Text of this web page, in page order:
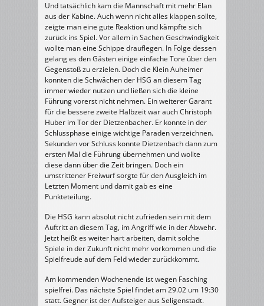
Und tatsächlich kam die Mannschaft mit mehr Elan
aus der Kabine. Auch wenn nicht alles klappen sollte,
zeigte man eine gute Reaktion und kämpfte sich
zurück ins Spiel. Vor allem in Sachen Geschwindigkeit
wollte man eine Schippe drauflegen. In Folge dessen
gelang es den Gästen einige einfache Tore über den
Gegenstoß zu erzielen. Doch die Klein Auheimer
konnten die Schwächen der HSG an diesem Tag
immer wieder nutzen und ließen sich die kleine
Führung vorerst nicht nehmen. Ein weiterer Garant
für die bessere zweite Halbzeit war auch Christoph
Huber im Tor der Dietzenbacher. Er konnte in der
Schlussphase einige wichtige Paraden verzeichnen.
Sekunden vor Schluss konnte Dietzenbach dann zum
ersten Mal die Führung übernehmen und wollte
diese dann über die Zeit bringen. Doch ein
umstrittener Freiwurf sorgte für den Ausgleich im
Letzten Moment und damit gab es eine
Punkteteilung.
Die HSG kann absolut nicht zufrieden sein mit dem
Auftritt an diesem Tag, im Angriff wie in der Abwehr.
Jetzt heißt es weiter hart arbeiten, damit solche
Spiele in der Zukunft nicht mehr vorkommen und die
Spielfreude auf dem Feld wieder zurückkommt.
Am kommenden Wochenende ist wegen Fasching
spielfrei. Das nächste Spiel findet am 29.02 um 19:30
statt. Gegner ist der Aufsteiger aus Seligenstadt.